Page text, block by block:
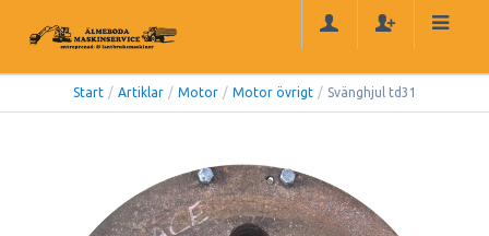
Start / Artiklar / Motor / Motor övrigt / Svänghjul td31